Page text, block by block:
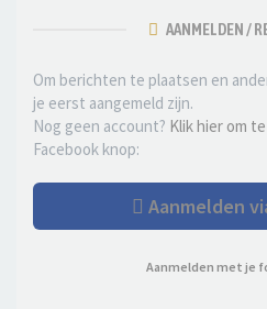
AANMELDEN /
Om berichten te plaatsen en
je eerst aangemeld zijn.
Nog geen account? Klik hier om
Facebook knop:
Aanmelden
Aanmelden met je